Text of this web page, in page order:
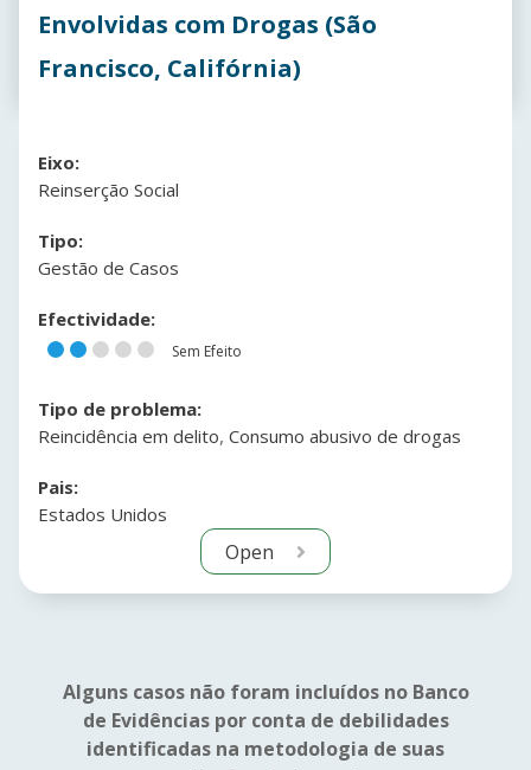
Envolvidas com Drogas (São
Francisco, Califórnia)
Eixo:
Reinserção Social
Tipo:
Gestão de Casos
Efectividade:
Sem Efeito
Tipo de problema:
Reincidência em delito, Consumo abusivo de drogas
Pais:
Estados Unidos
Open
Alguns casos não foram incluídos no Banco
de Evidências por conta de debilidades
identificadas na metodologia de suas